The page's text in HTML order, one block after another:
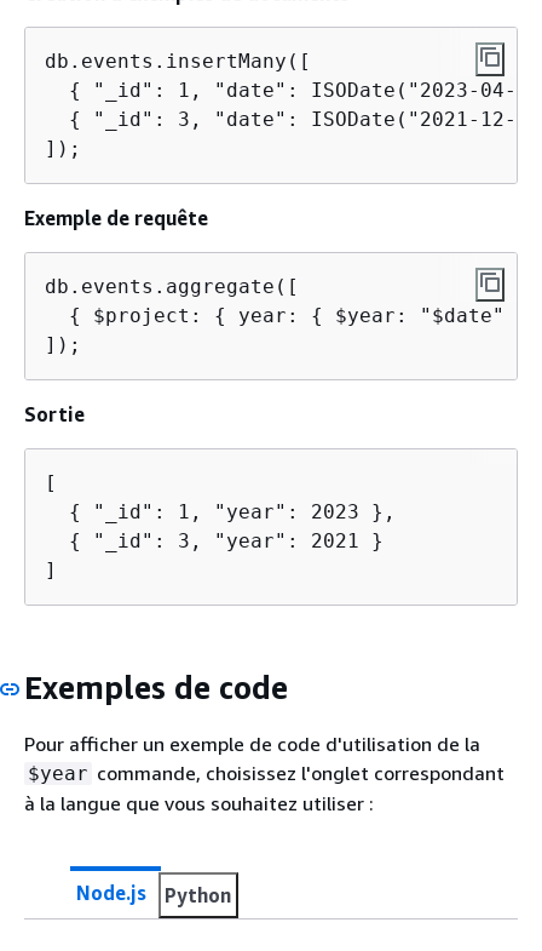
db.events.insertMany([
{
"_id": 1, "date": ISODate("2023-04-
{
"_id": 3, "date": ISODate("2021-12-
]);
Exemple de requête
db.events.aggregate([
{
$project: { year: {
$year: "$date"
]);
Sortie
[
{
"_id": 1, "year": 2023 },
{
"_id": 3, "year": 2021 }
]
Exemples de code
Pour afficher un exemple de code d'utilisation de la
$year commande, choisissez l'onglet correspondant
à la langue que vous souhaitez utiliser :
Node.js Python